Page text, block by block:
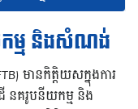
កម្ម និងសំណង់
មានកិត្តិយសក្នុងការ
នគរូបនីយកម្ម និង